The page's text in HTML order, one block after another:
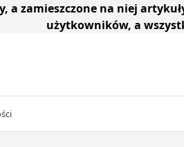
a zamieszczone na niej
użytkowników, a